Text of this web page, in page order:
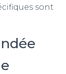
sont